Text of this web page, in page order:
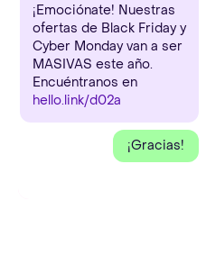
¡Emociónate! Nuestras
ofertas de Black Friday y
Cyber Monday van a ser
MASIVAS este año.
Encuéntranos en
hello.link/d02a
¡Gracias!